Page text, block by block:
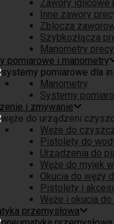
Zawory iglicowe
Inne zawory
Zblocza
Szybkozłącza
Manometry
pomiarowe i manometry
Manometry
Systemy
i zmywanie
Węże do
Pistolety do
Urządzenia do
Węże do myjek
Okucia do węży
Pistolety i
Węże i okucia
przemysłowa